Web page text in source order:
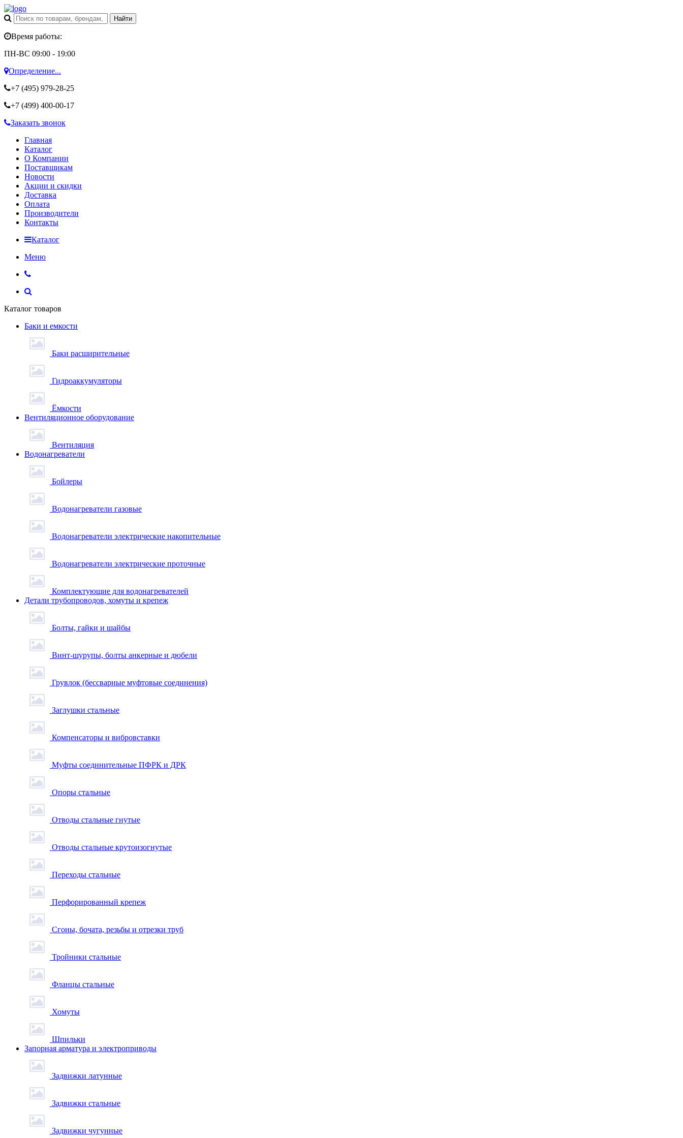
Время работы:
ПН-ВС 09:00 - 19:00
Определение...
+7 (495) 979-28-25
+7 (499) 400-00-17
Заказать звонок
Главная
Каталог
О Компании
Поставщикам
Новости
Акции и скидки
Доставка
Оплата
Производители
Контакты
Каталог
Меню
Каталог товаров
Баки и емкости
Баки расширительные
Гидроаккумуляторы
Ёмкости
Вентиляционное оборудование
Вентиляция
Водонагреватели
Бойлеры
Водонагреватели газовые
Водонагреватели электрические накопительные
Водонагреватели электрические проточные
Комплектующие для водонагревателей
Детали трубопроводов, хомуты и крепеж
Болты, гайки и шайбы
Винт-шурупы, болты анкерные и дюбели
Грувлок (бессварные муфтовые соединения)
Заглушки стальные
Компенсаторы и вибровставки
Муфты соединительные ПФРК и ДРК
Опоры стальные
Отводы стальные гнутые
Отводы стальные крутоизогнутые
Переходы стальные
Перфорированный крепеж
Сгоны, бочата, резьбы и отрезки труб
Тройники стальные
Фланцы стальные
Хомуты
Шпильки
Запорная арматура и электроприводы
Задвижки латунные
Задвижки стальные
Задвижки чугунные